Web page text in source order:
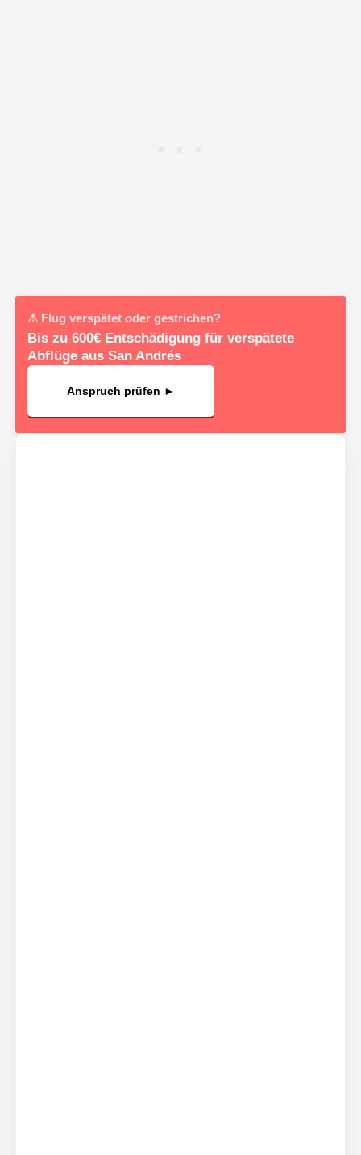
⚠ Flug verspätet oder gestrichen?
Bis zu 600€ Entschädigung für verspätete
Abflüge aus San Andrés
Anspruch prüfen ►